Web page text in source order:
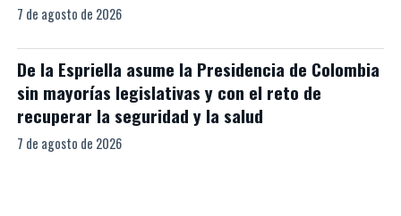
7 de agosto de 2026
De la Espriella asume la Presidencia de Colombia
sin mayorías legislativas y con el reto de
recuperar la seguridad y la salud
7 de agosto de 2026